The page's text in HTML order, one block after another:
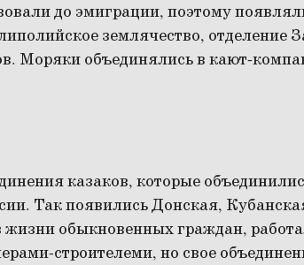
до эмиграции, поэтому
землячество, отделение
Моряки объединялись в кают-
казаков, которые
Так появились Донская,
жизни обыкновенных граждан,
строителеми, но свое